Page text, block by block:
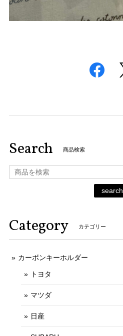
Search 商品検索
search
Category カテゴリー
カーボンキーホルダー
トヨタ
マツダ
日産